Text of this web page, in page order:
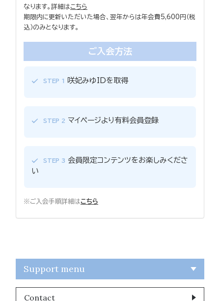
なります。詳細はこちら
期限内に更新いただいた場合、翌年からは年会費5,600円（税
込）のみとなります。
ご入会方法
STEP 1 咲妃みゆIDを取得
STEP 2 マイページより有料会員登録
STEP 3
会員限定コンテンツをお楽しみくださ
い
※ご入会手順詳細はこちら
Support menu
Contact